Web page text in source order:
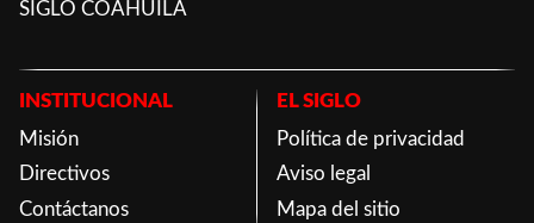
SIGLO COAHUILA
INSTITUCIONAL
Misión
Directivos
Contáctanos
EL SIGLO
Política de privacidad
Aviso legal
Mapa del sitio